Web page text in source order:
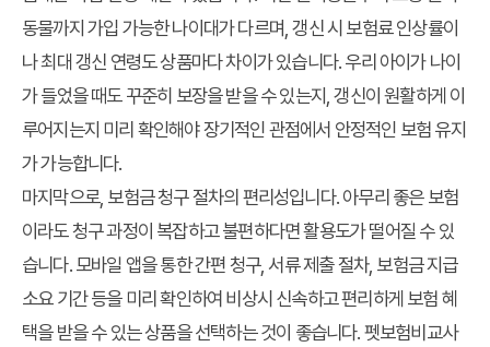
동물까지 가입 가능한 나이대가 다르며, 갱신 시 보험료 인상률이
나 최대 갱신 연령도 상품마다 차이가 있습니다. 우리 아이가 나이
가 들었을 때도 꾸준히 보장을 받을 수 있는지, 갱신이 원활하게 이
루어지는지 미리 확인해야 장기적인 관점에서 안정적인 보험 유지
가 가능합니다.
마지막으로, 보험금 청구 절차의 편리성입니다. 아무리 좋은 보험
이라도 청구 과정이 복잡하고 불편하다면 활용도가 떨어질 수 있
습니다. 모바일 앱을 통한 간편 청구, 서류 제출 절차, 보험금 지급
소요 기간 등을 미리 확인하여 비상시 신속하고 편리하게 보험 혜
택을 받을 수 있는 상품을 선택하는 것이 좋습니다. 펫보험비교사